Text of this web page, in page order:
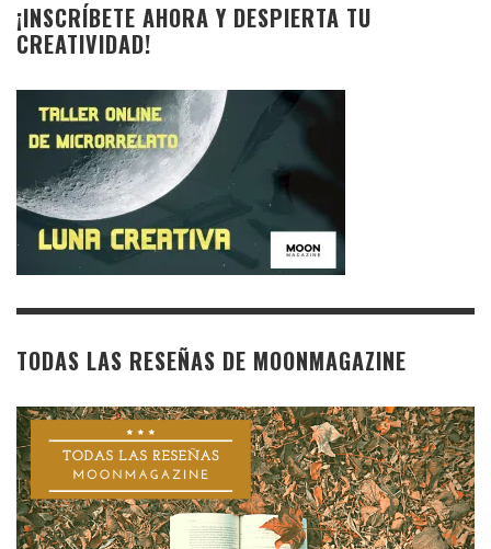
¡INSCRÍBETE AHORA Y DESPIERTA TU
CREATIVIDAD!
TODAS LAS RESEÑAS DE MOONMAGAZINE